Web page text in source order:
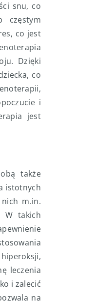
snu, co
częstym
co jest
Dzięki
co
i
jest
także
istotnych
m.in.
W takich
leczenia
i zalecić
na